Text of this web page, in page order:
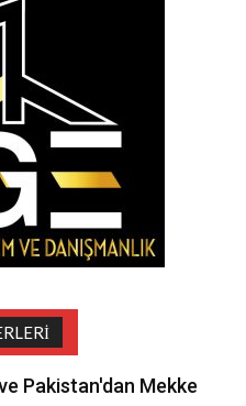
Pakistan'dan Mekke